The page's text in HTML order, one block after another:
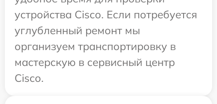
устройства Cisco. Если потребуется
углубленный ремонт мы
организуем транспортировку в
мастерскую в сервисный центр
Cisco.